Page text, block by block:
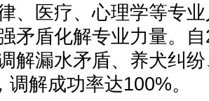
、医疗、心理学等专
矛盾化解专业力量。
解漏水矛盾、养犬纠
解成功率达100%。